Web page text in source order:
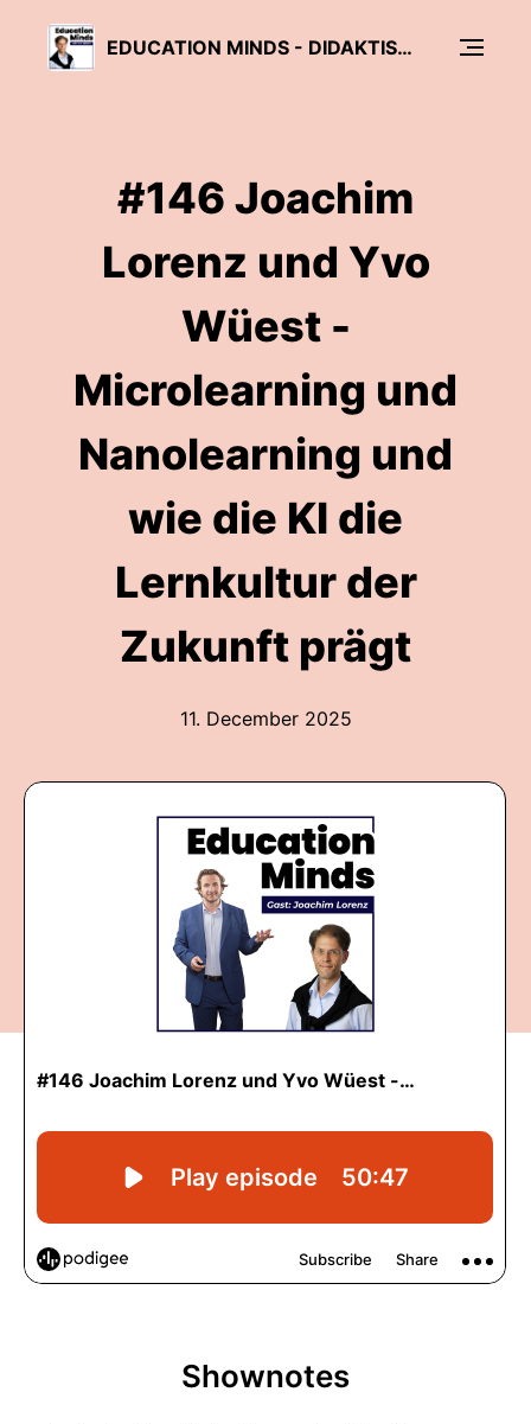
EDUCATION MINDS - DIDAKTISCHE REDUKTION UND ERWACHSENENBILDUNG
#146 Joachim
Lorenz und Yvo
Wüest -
Microlearning und
Nanolearning und
wie die KI die
Lernkultur der
Zukunft prägt
11. December 2025
Shownotes